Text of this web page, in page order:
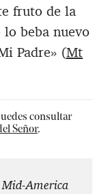
fruto de la
beba nuevo
Padre» (Mt
consultar
Señor.
Mid-America